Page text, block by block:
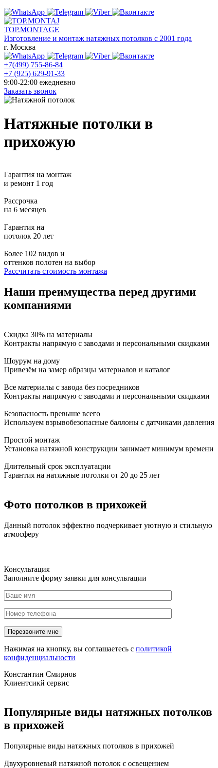
TOP.MONTAGE
Изготовление и монтаж натяжных потолков с 2001 года
г. Москва
+7(499) 755-86-84
+7 (925) 629-91-33
9:00-22:00 ежедневно
Заказать звонок
Натяжные потолки в
прихожую
Гарантия на монтаж
и ремонт 1 год
Рассрочка
на 6 месяцев
Гарантия на
потолок 20 лет
Более 102 видов и
оттенков полотен на выбор
Рассчитать стоимость монтажа
Наши преимущества перед другими
компаниями
Скидка 30% на материалы
Контракты напрямую с заводами и персональными скидками
Шоурум на дому
Привезём на замер образцы материалов и каталог
Все материалы с завода без посредников
Контракты напрямую с заводами и персональными скидками
Безопасность превыше всего
Используем взрывобезопасные баллоны с датчиками давления
Простой монтаж
Установка натяжной конструкции занимает минимум времени
Длительный срок эксплуатации
Гарантия на натяжные потолки от 20 до 25 лет
Фото потолков в прихожей
Данный потолок эффектно подчеркивает уютную и стильную
атмосферу
Консультация
Заполните форму заявки для консультации
Нажимая на кнопку, вы соглашаетесь с политикой
конфиденциальности
Константин Смирнов
Клиентсикй сервис
Популярные виды натяжных потолков
в прихожей
Популярные виды натяжных потолков в прихожей
Двухуровневый натяжной потолок с освещением